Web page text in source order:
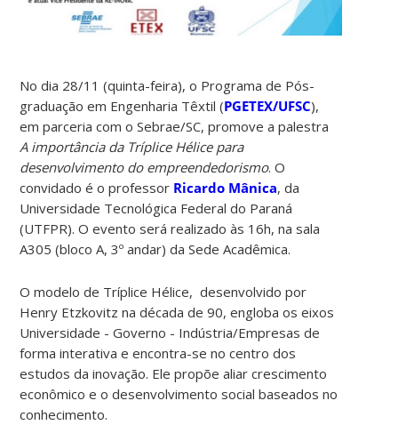
No dia 28/11 (quinta-feira), o Programa de Pós-
graduação em Engenharia Têxtil (PGETEX/UFSC),
em parceria com o Sebrae/SC, promove a palestra
A importância da Tríplice Hélice para
desenvolvimento do empreendedorismo. O
convidado é o professor Ricardo Mânica, da
Universidade Tecnológica Federal do Paraná
(UTFPR). O evento será realizado às 16h, na sala
A305 (bloco A, 3º andar) da Sede Acadêmica.
O modelo de Tríplice Hélice, desenvolvido por
Henry Etzkovitz na década de 90, engloba os eixos
Universidade - Governo - Indústria/Empresas de
forma interativa e encontra-se no centro dos
estudos da inovação. Ele propõe aliar crescimento
econômico e o desenvolvimento social baseados no
conhecimento.